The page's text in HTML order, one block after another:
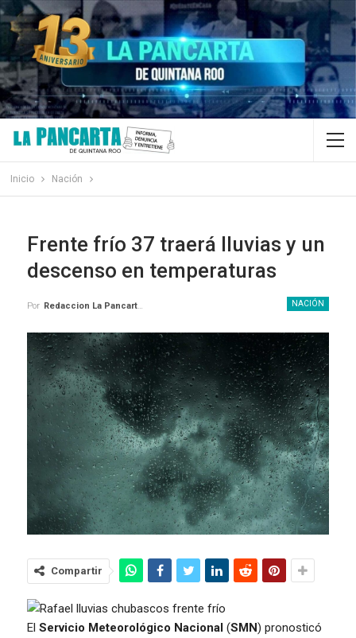
Inicio Nación
Frente frío 37 traerá lluvias y un
descenso en temperaturas
NACIÓN
Por Redaccion La Pancarta De Quintana Roo
Compartir
El Servicio Meteorológico Nacional (SMN) pronosticó